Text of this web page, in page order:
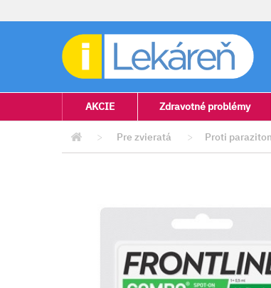
AKCIE Zdravotné problémy
> Pre zvieratá > Proti